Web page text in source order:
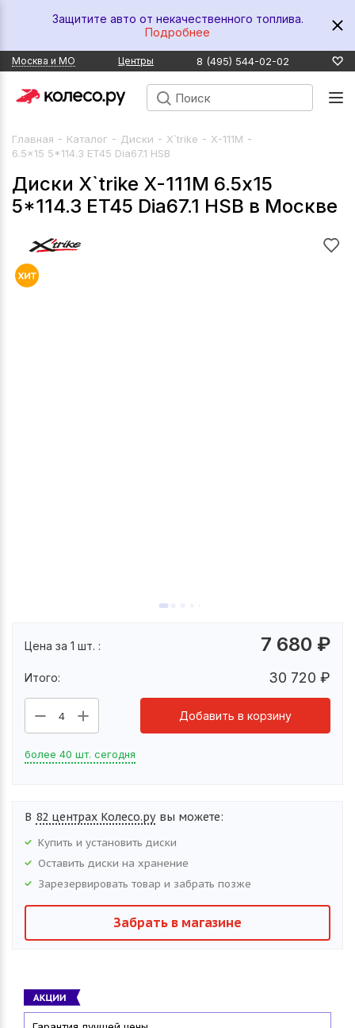
Защитите авто от некачественного топлива.
Подробнее
Москва и МО Центры 8 (495) 544-02-02
Главная - Каталог - Диски - X`trike - X-111М -
6.5x15 5*114.3 ET45 Dia67.1 HSB
Диски X`trike X-111М 6.5x15
5*114.3 ET45 Dia67.1 HSB в Москве
Цена за 1 шт. : 7 680 ₽
Итого: 30 720 ₽
4 Добавить в корзину
более 40 шт. сегодня
В 82 центрах Колесо.ру вы можете:
Купить и установить диски
Оставить диски на хранение
Зарезервировать товар и забрать позже
Забрать в магазине